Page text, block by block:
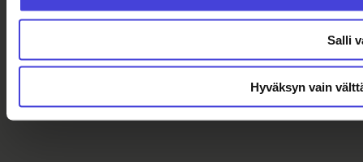
Salli
Hyväksyn vain